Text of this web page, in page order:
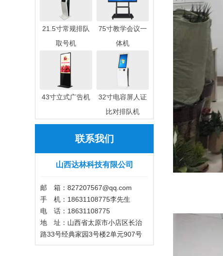
21.5寸常规排队
取号机
75寸教学会议一
体机
43寸立式广告机
32寸电容屏人证
比对排队机
联系我们
山西达林科技有限公司
邮 箱：827207567@qq.com
手 机：18631108775李先生
电 话：18631108775
地 址：山西省太原市小店区长治
路33号经典家园3号楼2单元907号